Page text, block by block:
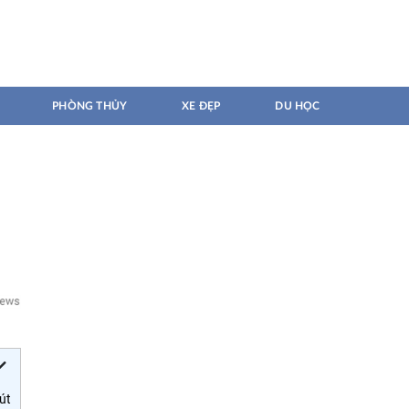
PHÒNG THỦY XE ĐẸP DU HỌC